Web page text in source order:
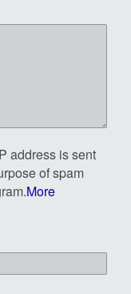
address is sent
of spam
More